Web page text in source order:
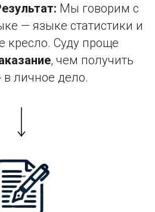
Мы говорим с
— языке статистики и
кресло. Суду проще
, чем получить
в личное дело.